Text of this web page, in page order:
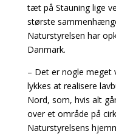
tæt på Stauning lige
største
Naturstyrelsen har
Danmark.
– Det er nogle meget
lykkes at realisere
Nord, som, hvis alt
over et område på
Naturstyrelsens